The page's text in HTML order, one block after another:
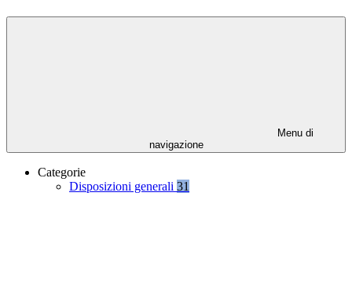
Menu di
navigazione
Categorie
Disposizioni generali 31